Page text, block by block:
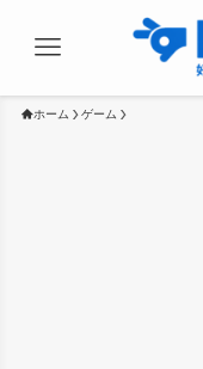
ホーム ゲーム